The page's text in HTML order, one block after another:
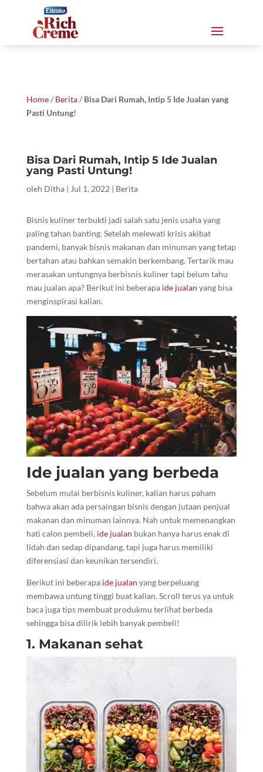
Home/ Berita/ Bisa Dari Rumah, Intip 5 Ide Jualan yang
Pasti Untung!
Bisa Dari Rumah, Intip 5 Ide Jualan
yang Pasti Untung!
oleh Ditha| Jul 1, 2022| Berita
Bisnis kuliner terbukti jadi salah satu jenis usaha yang
paling tahan banting. Setelah melewati krisis akibat
pandemi, banyak bisnis makanan dan minuman yang tetap
bertahan atau bahkan semakin berkembang. Tertarik mau
merasakan untungnya berbisnis kuliner tapi belum tahu
mau jualan apa? Berikut ini beberapa ide jualan yang bisa
menginspirasi kalian.
Ide jualan yang berbeda
Sebelum mulai berbisnis kuliner, kalian harus paham
bahwa akan ada persaingan bisnis dengan jutaan penjual
makanan dan minuman lainnya. Nah untuk memenangkan
hati calon pembeli, ide jualan bukan hanya harus enak di
lidah dan sedap dipandang, tapi juga harus memiliki
diferensiasi dan keunikan tersendiri.
Berikut ini beberapa ide jualan yang berpeluang
membawa untung tinggi buat kalian. Scroll terus ya untuk
baca juga tips membuat produkmu terlihat berbeda
sehingga bisa dilirik lebih banyak pembeli!
1. Makanan sehat